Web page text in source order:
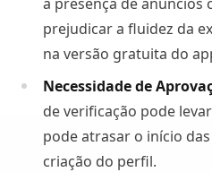
prejudicar a fluidez da
na versão gratuita do
Necessidade de
de verificação pode
pode atrasar o início
criação do perfil.